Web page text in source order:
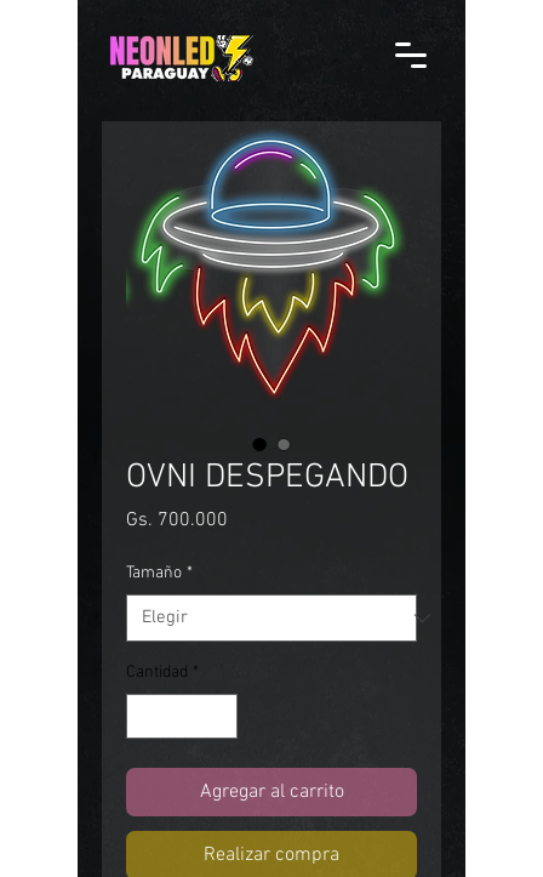
OVNI DESPEGANDO
Gs. 700.000
Tamaño *
Cantidad *
Agregar al carrito
Realizar compra